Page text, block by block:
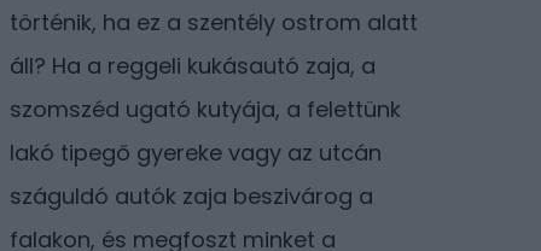
történik, ha ez a szentély ostrom alatt
áll? Ha a reggeli kukásautó zaja, a
szomszéd ugató kutyája, a felettünk
lakó tipegő gyereke vagy az utcán
száguldó autók zaja beszivárog a
falakon, és megfoszt minket a